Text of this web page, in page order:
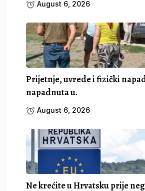
August 6, 2026
Prijetnje, uvrede i fizički
napadnuta u.
August 6, 2026
Ne krećite u Hrvatsku prije